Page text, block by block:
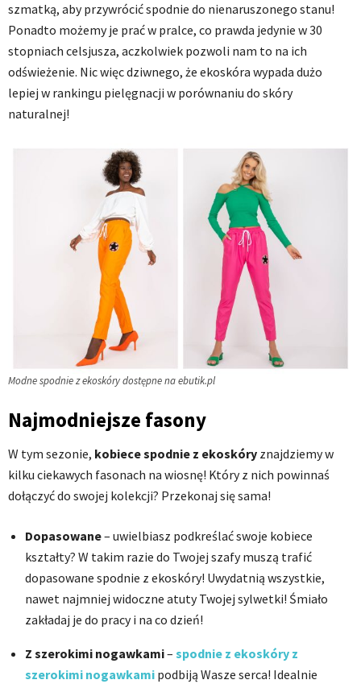
szmatką, aby przywrócić spodnie do nienaruszonego stanu!
Ponadto możemy je prać w pralce, co prawda jedynie w 30
stopniach celsjusza, aczkolwiek pozwoli nam to na ich
odświeżenie. Nic więc dziwnego, że ekoskóra wypada dużo
lepiej w rankingu pielęgnacji w porównaniu do skóry
naturalnej!
Modne spodnie z ekoskóry dostępne na ebutik.pl
Najmodniejsze fasony
W tym sezonie, kobiece spodnie z ekoskóry znajdziemy w
kilku ciekawych fasonach na wiosnę! Który z nich powinnaś
dołączyć do swojej kolekcji? Przekonaj się sama!
Dopasowane– uwielbiasz podkreślać swoje kobiece
kształty? W takim razie do Twojej szafy muszą trafić
dopasowane spodnie z ekoskóry! Uwydatnią wszystkie,
nawet najmniej widoczne atuty Twojej sylwetki! Śmiało
zakładaj je do pracy i na co dzień!
Z szerokimi nogawkami– spodnie z ekoskóry z
szerokimi nogawkami podbiją Wasze serca! Idealnie